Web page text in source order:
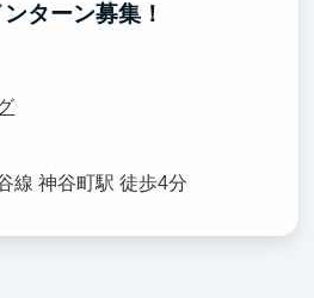
ターン募集！
線 神谷町駅 徒歩4分